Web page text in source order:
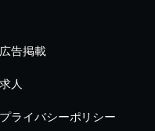
プライバシーポリシー